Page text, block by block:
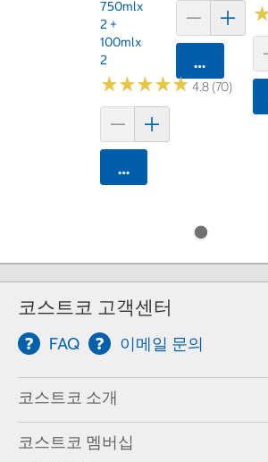
750mlx
2 +
100mlx
2
★★★★★
★★★★★4.8 (70)
카트에 담기
카트에 담기
코스트코 고객센터
FAQ 이메일 문의
코스트코 소개
코스트코 멤버십